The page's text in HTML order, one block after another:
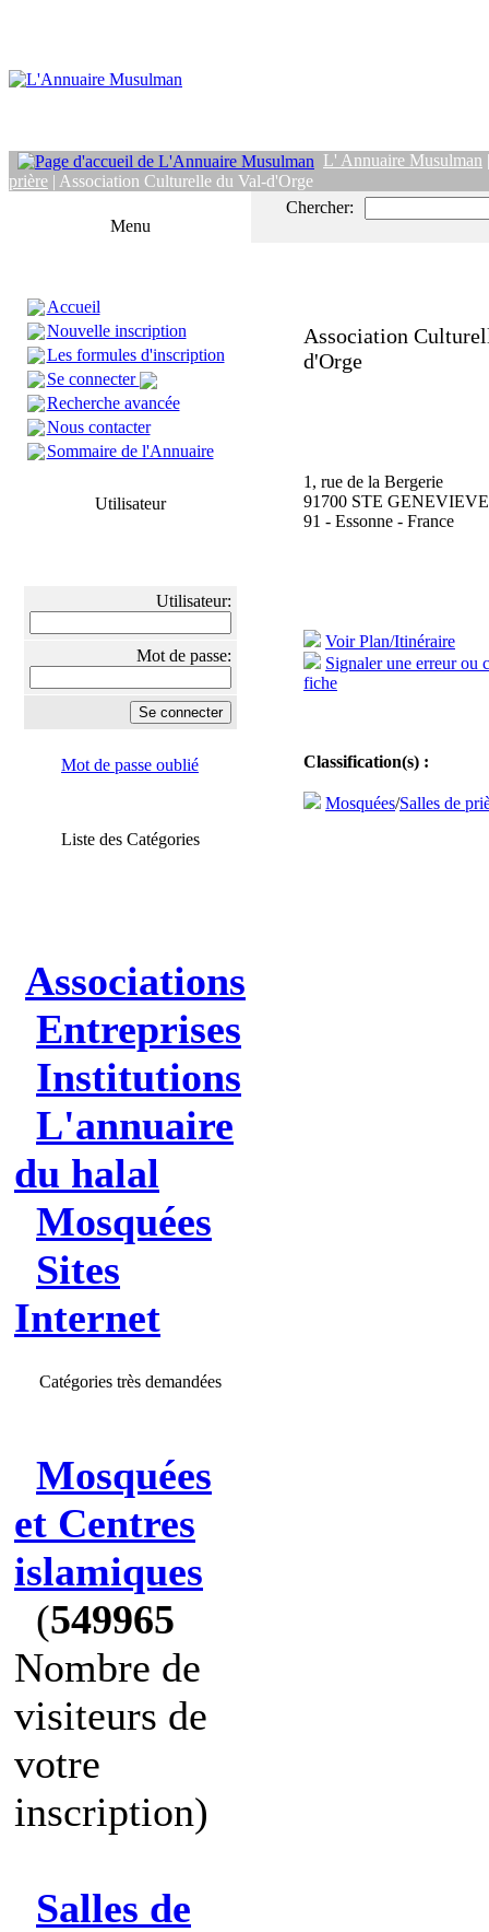
L' Annuaire Musulman
prière | Association Culturelle du Val-d'Orge
Menu
Accueil
Nouvelle inscription
Les formules d'inscription
Se connecter
Recherche avancée
Nous contacter
Sommaire de l'Annuaire
Utilisateur
Utilisateur:
Mot de passe:
Mot de passe oublié
Liste des Catégories
Associations
Entreprises
Institutions
L'annuaire
du halal
Mosquées
Sites
Internet
Catégories très demandées
Mosquées
et Centres
islamiques
(549965
Nombre de
visiteurs de
votre
inscription)
Salles de
Chercher:
Association
d'Orge
1, rue de la Bergerie
91700 STE
91 - Essonne - France
Voir Plan/Itinéraire
Signaler une erreur ou
fiche
Classification(s) :
Mosquées/Salles de